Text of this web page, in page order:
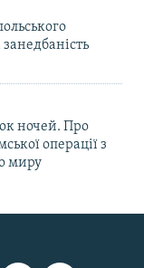
ночей. Про
операції з
миру